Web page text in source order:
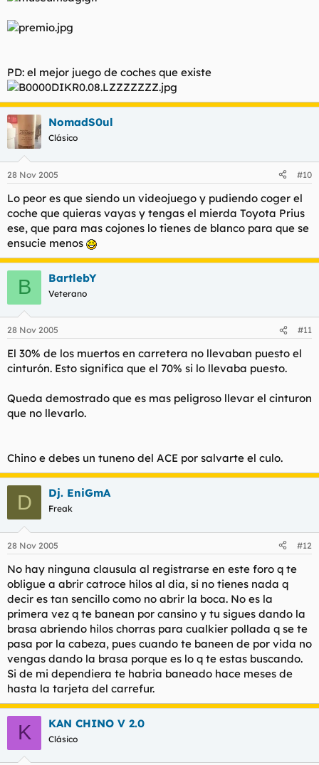
PD: el mejor juego de coches que existe
NomadS0ul
Clásico
28 Nov 2005 #10
Lo peor es que siendo un videojuego y pudiendo coger el
coche que quieras vayas y tengas el mierda Toyota Prius
ese, que para mas cojones lo tienes de blanco para que se
ensucie menos
B BartlebY
Veterano
28 Nov 2005 #11
El 30% de los muertos en carretera no llevaban puesto el
cinturón. Esto significa que el 70% si lo llevaba puesto.
Queda demostrado que es mas peligroso llevar el cinturon
que no llevarlo.
Chino e debes un tuneno del ACE por salvarte el culo.
D Dj. EniGmA
Freak
28 Nov 2005 #12
No hay ninguna clausula al registrarse en este foro q te
obligue a abrir catroce hilos al dia, si no tienes nada q
decir es tan sencillo como no abrir la boca. No es la
primera vez q te banean por cansino y tu sigues dando la
brasa abriendo hilos chorras para cualkier pollada q se te
pasa por la cabeza, pues cuando te baneen de por vida no
vengas dando la brasa porque es lo q te estas buscando.
Si de mi dependiera te habria baneado hace meses de
hasta la tarjeta del carrefur.
K KAN CHINO V 2.0
Clásico